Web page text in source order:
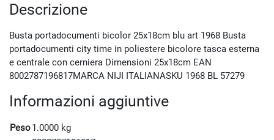
Descrizione
Busta portadocumenti bicolor 25x18cm blu art 1968 Busta
portadocumenti city time in poliestere bicolore tasca esterna
e centrale con cerniera Dimensioni 25x18cm EAN
8002787196817MARCA NIJI ITALIANASKU 1968 BL 57279
Informazioni aggiuntive
Peso1.0000 kg